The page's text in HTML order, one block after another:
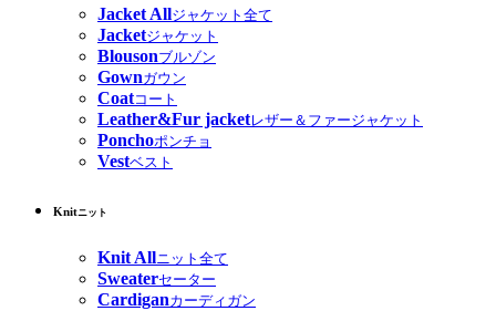
Jacket Allジャケット全て
Jacketジャケット
Blousonブルゾン
Gownガウン
Coatコート
Leather&Fur jacketレザー＆ファージャケット
Ponchoポンチョ
Vestベスト
Knitニット
Knit Allニット全て
Sweaterセーター
Cardiganカーディガン